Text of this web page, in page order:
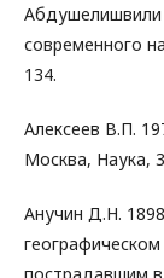
Абдушелишвили
современного
134.
Алексеев В.П.
Москва, Наука,
Анучин Д.Н.